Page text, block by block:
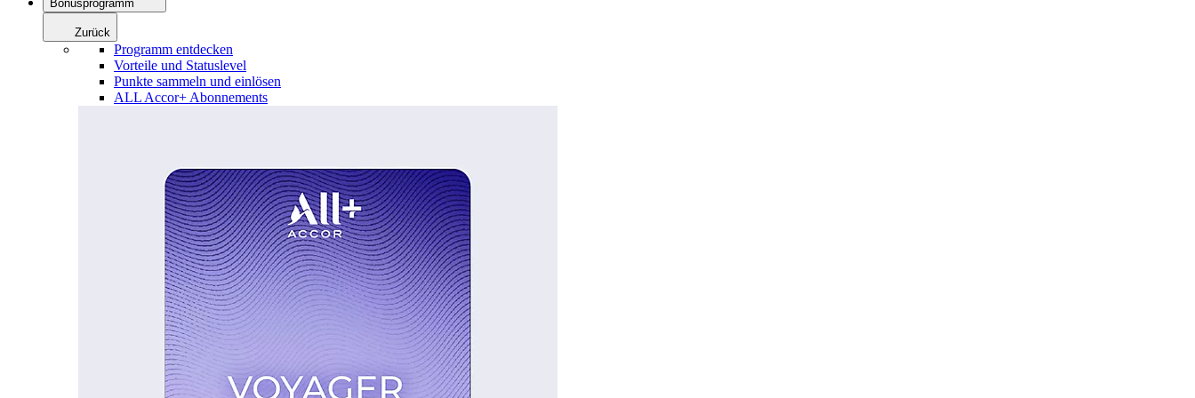
Bonusprogramm
Zurück
Programm entdecken
Vorteile und Statuslevel
Punkte sammeln und einlösen
ALL Accor+ Abonnements